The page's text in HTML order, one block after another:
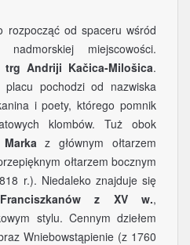
rozpocząć od spaceru wśród
miejscowości.
trg Andriji Kačica-Milošica.
placu pochodzi od nazwiska
i poety, którego pomnik
klombów. Tuż obok
z głównym ołtarzem
ołtarzem bocznym
r.). Niedaleko znajduje się
z XV w.,
stylu. Cennym dziełem
Wniebowstąpienie (z 1760